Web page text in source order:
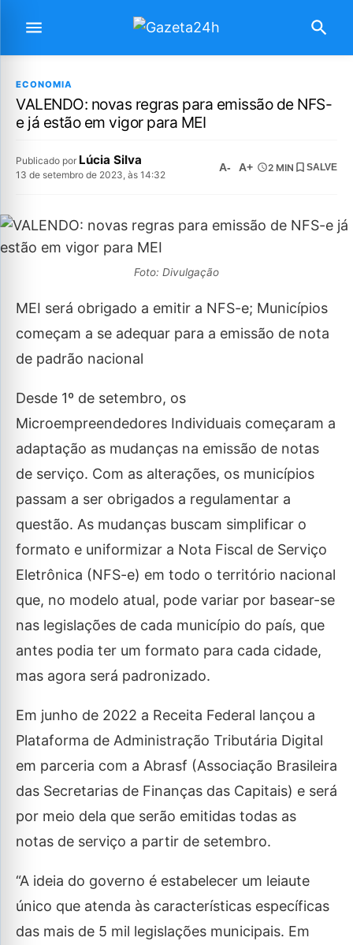
ECONOMIA
VALENDO: novas regras para emissão de NFS-
e já estão em vigor para MEI
Publicado por Lúcia Silva
13 de setembro de 2023, às 14:32
A- A+ 2 MIN SALVE
Foto: Divulgação
MEI será obrigado a emitir a NFS-e; Municípios
começam a se adequar para a emissão de nota
de padrão nacional
Desde 1º de setembro, os
Microempreendedores Individuais começaram a
adaptação as mudanças na emissão de notas
de serviço. Com as alterações, os municípios
passam a ser obrigados a regulamentar a
questão. As mudanças buscam simplificar o
formato e uniformizar a Nota Fiscal de Serviço
Eletrônica (NFS-e) em todo o território nacional
que, no modelo atual, pode variar por basear-se
nas legislações de cada município do país, que
antes podia ter um formato para cada cidade,
mas agora será padronizado.
Em junho de 2022 a Receita Federal lançou a
Plataforma de Administração Tributária Digital
em parceria com a Abrasf (Associação Brasileira
das Secretarias de Finanças das Capitais) e será
por meio dela que serão emitidas todas as
notas de serviço a partir de setembro.
“A ideia do governo é estabelecer um leiaute
único que atenda às características específicas
das mais de 5 mil legislações municipais. Em